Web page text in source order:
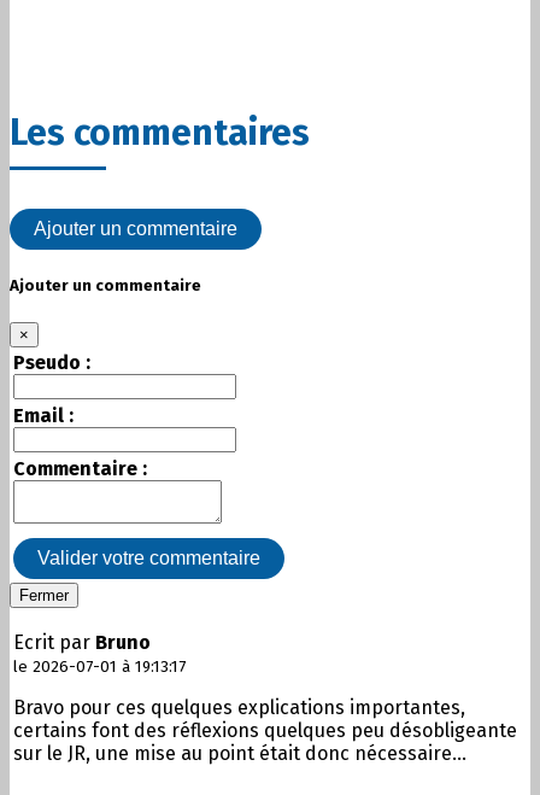
Les commentaires
Ajouter un commentaire
Ajouter un commentaire
×
Pseudo :
Email :
Commentaire :
Valider votre commentaire
Fermer
Ecrit par Bruno
le 2026-07-01 à 19:13:17
Bravo pour ces quelques explications importantes,
certains font des réflexions quelques peu désobligeante
sur le JR, une mise au point était donc nécessaire...